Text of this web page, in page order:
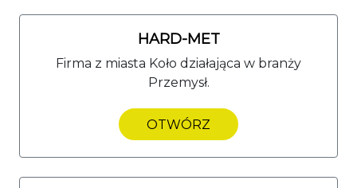
HARD-MET
Firma z miasta Koło działająca w branży
Przemysł.
OTWÓRZ